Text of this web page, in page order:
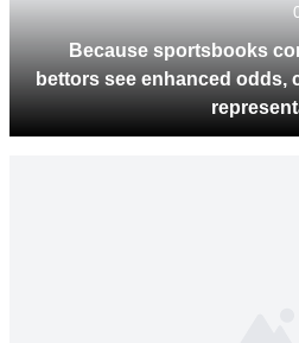
Because sportsbooks
bettors see enhanced odds,